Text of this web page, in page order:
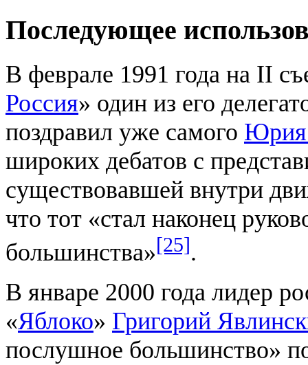
Последующее
В феврале 1991 года на II
Россия» один из его
поздравил уже самого Юрия
широких дебатов с
существовавшей внутри
что тот «стал наконец
большинства»[25].
В январе 2000 года лидер
«Яблоко» Григорий
послушное большинство»